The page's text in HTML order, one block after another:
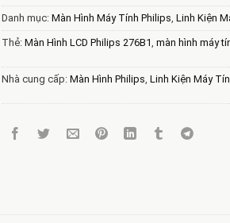
Danh mục: Màn Hình Máy Tính Philips Linh Kiện
Thẻ: Màn Hình LCD Philips 276B1 màn hình máy
Nhà cung cấp: Màn Hình Philips Linh Kiện Máy